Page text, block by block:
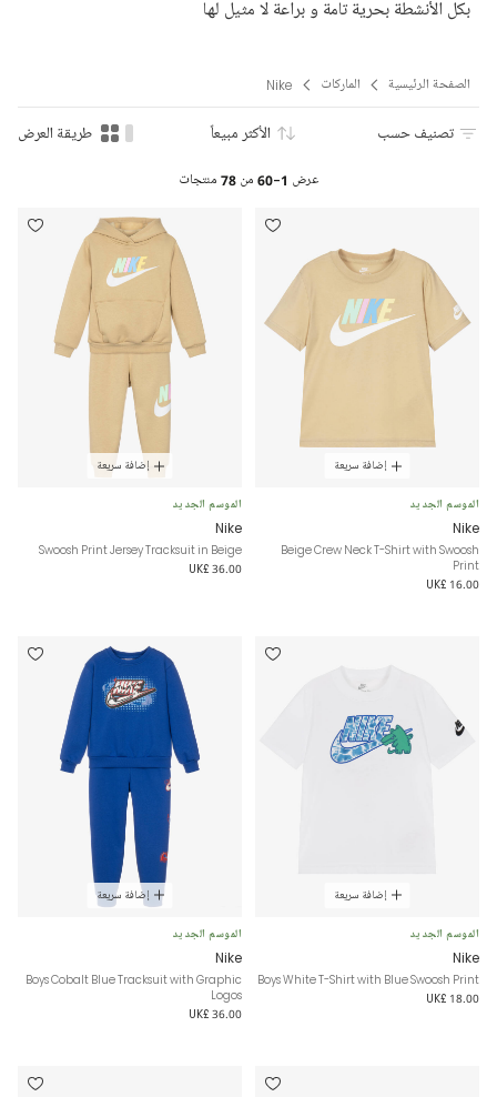
بكل الأنشطة بحرية تامة و براعة لا مثيل لها
الصفحة الرئيسية الماركات Nike
تصنيف حسب الأكثر مبيعاً طريقة العرض
عرض 1-60 من 78 منتجات
إضافة سريعة
الموسم الجديد
Nike
Beige Crew Neck T-Shirt with Swoosh
Print
UK£ 16.00
إضافة سريعة
الموسم الجديد
Nike
Swoosh Print Jersey Tracksuit in Beige
UK£ 36.00
إضافة سريعة
الموسم الجديد
Nike
Boys White T-Shirt with Blue Swoosh Print
UK£ 18.00
إضافة سريعة
الموسم الجديد
Nike
Boys Cobalt Blue Tracksuit with Graphic
Logos
UK£ 36.00